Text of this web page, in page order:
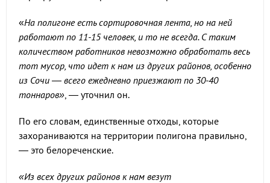
«На полигоне есть сортировочная лента, но на ней
работают по 11-15 человек, и то не всегда. С таким
количеством работников невозможно обработать весь
тот мусор, что идет к нам из других районов, особенно
из Сочи — всего ежедневно приезжают по 30-40
тоннаров», — уточнил он.
По его словам, единственные отходы, которые
захораниваются на территории полигона правильно,
— это белореченские.
«Из всех других районов к нам везут